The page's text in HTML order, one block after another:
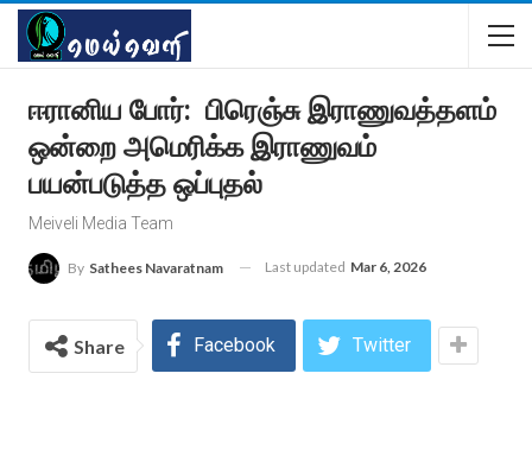
ஈரானிய போர்: பிரெஞ்சு இராணுவத்தளம்
ஒன்றை அமெரிக்க இராணுவம்
பயன்படுத்த ஒப்புதல்
Meiveli Media Team
By Sathees Navaratnam Last updated Mar 6, 2026
Share Facebook Twitter